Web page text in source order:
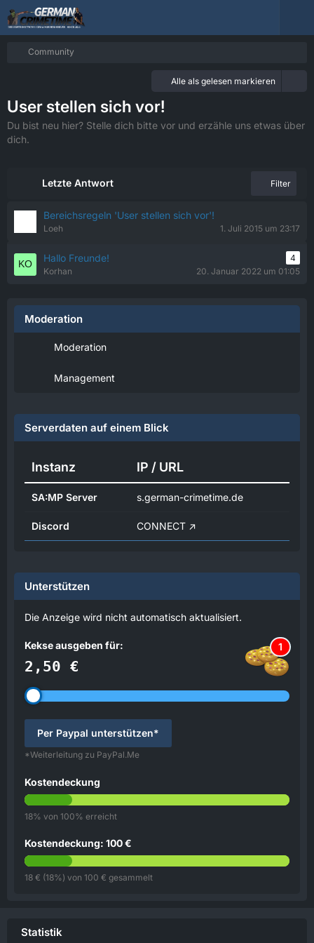
Community
Alle als gelesen markieren
User stellen sich vor!
Du bist neu hier? Stelle dich bitte vor und erzähle uns etwas über
dich.
Letzte Antwort Filter
Bereichsregeln 'User stellen sich vor'!
Loeh 1. Juli 2015 um 23:17
Hallo Freunde!
4
Korhan
20. Januar 2022 um 01:05
Moderation
Moderation
Management
Serverdaten auf einem Blick
Instanz IP / URL
SA:MP Server s.german-crimetime.de
Discord CONNECT
Unterstützen
Die Anzeige wird nicht automatisch aktualisiert.
Kekse ausgeben für:
2,50 €
1
Per Paypal unterstützen*
*Weiterleitung zu PayPal.Me
Kostendeckung
18% von 100% erreicht
Kostendeckung: 100 €
18 € (18%) von 100 € gesammelt
Statistik